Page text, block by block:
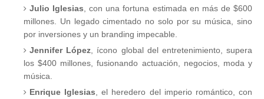
Julio Iglesias , con una fortuna estimada en más de $600
millones. Un legado cimentado no solo por su música, sino
por inversiones y un branding impecable.
Jennifer López , ícono global del entretenimiento, supera
los $400 millones, fusionando actuación, negocios, moda y
música.
Enrique Iglesias , el heredero del imperio romántico, con